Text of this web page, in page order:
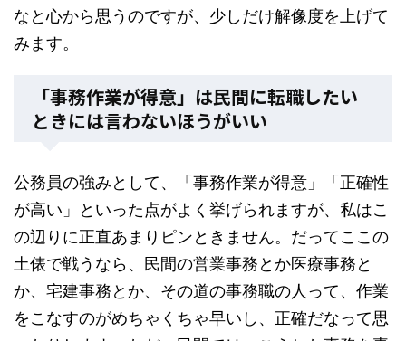
なと心から思うのですが、少しだけ解像度を上げて
みます。
「事務作業が得意」は民間に転職したい
ときには言わないほうがいい
公務員の強みとして、「事務作業が得意」「正確性
が高い」といった点がよく挙げられますが、私はこ
の辺りに正直あまりピンときません。だってここの
土俵で戦うなら、民間の営業事務とか医療事務と
か、宅建事務とか、その道の事務職の人って、作業
をこなすのがめちゃくちゃ早いし、正確だなって思